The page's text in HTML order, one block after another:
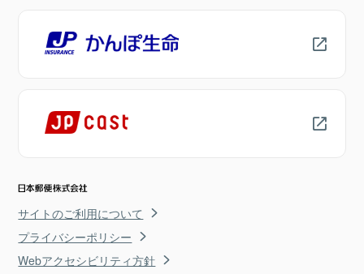
サイトのご利用について
プライバシーポリシー
Webアクセシビリティ方針